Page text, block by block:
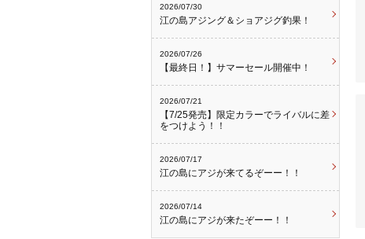
2026/07/30
江の島アジング＆ショアジグ釣果！
2026/07/26
【最終日！】サマーセール開催中！
2026/07/21
【7/25発売】限定カラーでライバルに差
をつけよう！！
2026/07/17
江の島にアジが来てるぞーー！！
2026/07/14
江の島にアジが来たぞーー！！